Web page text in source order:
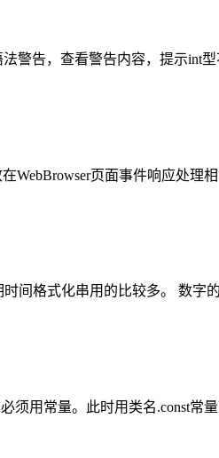
警告，查看警告内容，提示int
WebBrowser页面事件响应处理
间格式化串用的比较多。 数字
须用常量。此时用类名.const